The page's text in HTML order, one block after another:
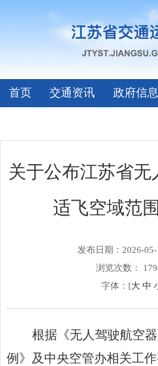
首页 交通资讯 政府信
关于公布江苏省无
适飞空域范
发布日期：2026-
浏览次数：
字体：[大 中
根据《无人驾驶航空
例》及中央空管办相关工